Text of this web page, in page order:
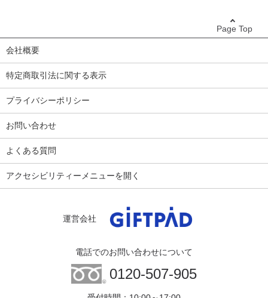
Page Top
会社概要
特定商取引法に関する表示
プライバシーポリシー
お問い合わせ
よくある質問
アクセシビリティーメニューを開く
運営会社
電話でのお問い合わせについて
0120-507-905